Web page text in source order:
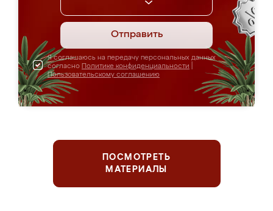
Отправить
Я соглашаюсь на передачу персональных данных
согласно Политике конфиденциальности
Пользовательскому соглашению
ПОСМОТРЕТЬ
МАТЕРИАЛЫ